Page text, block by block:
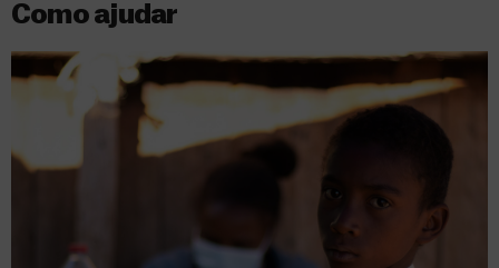
Como ajudar